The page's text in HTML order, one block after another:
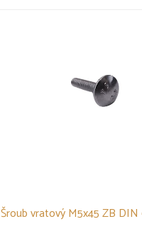
Šroub vratový M5x45 ZB